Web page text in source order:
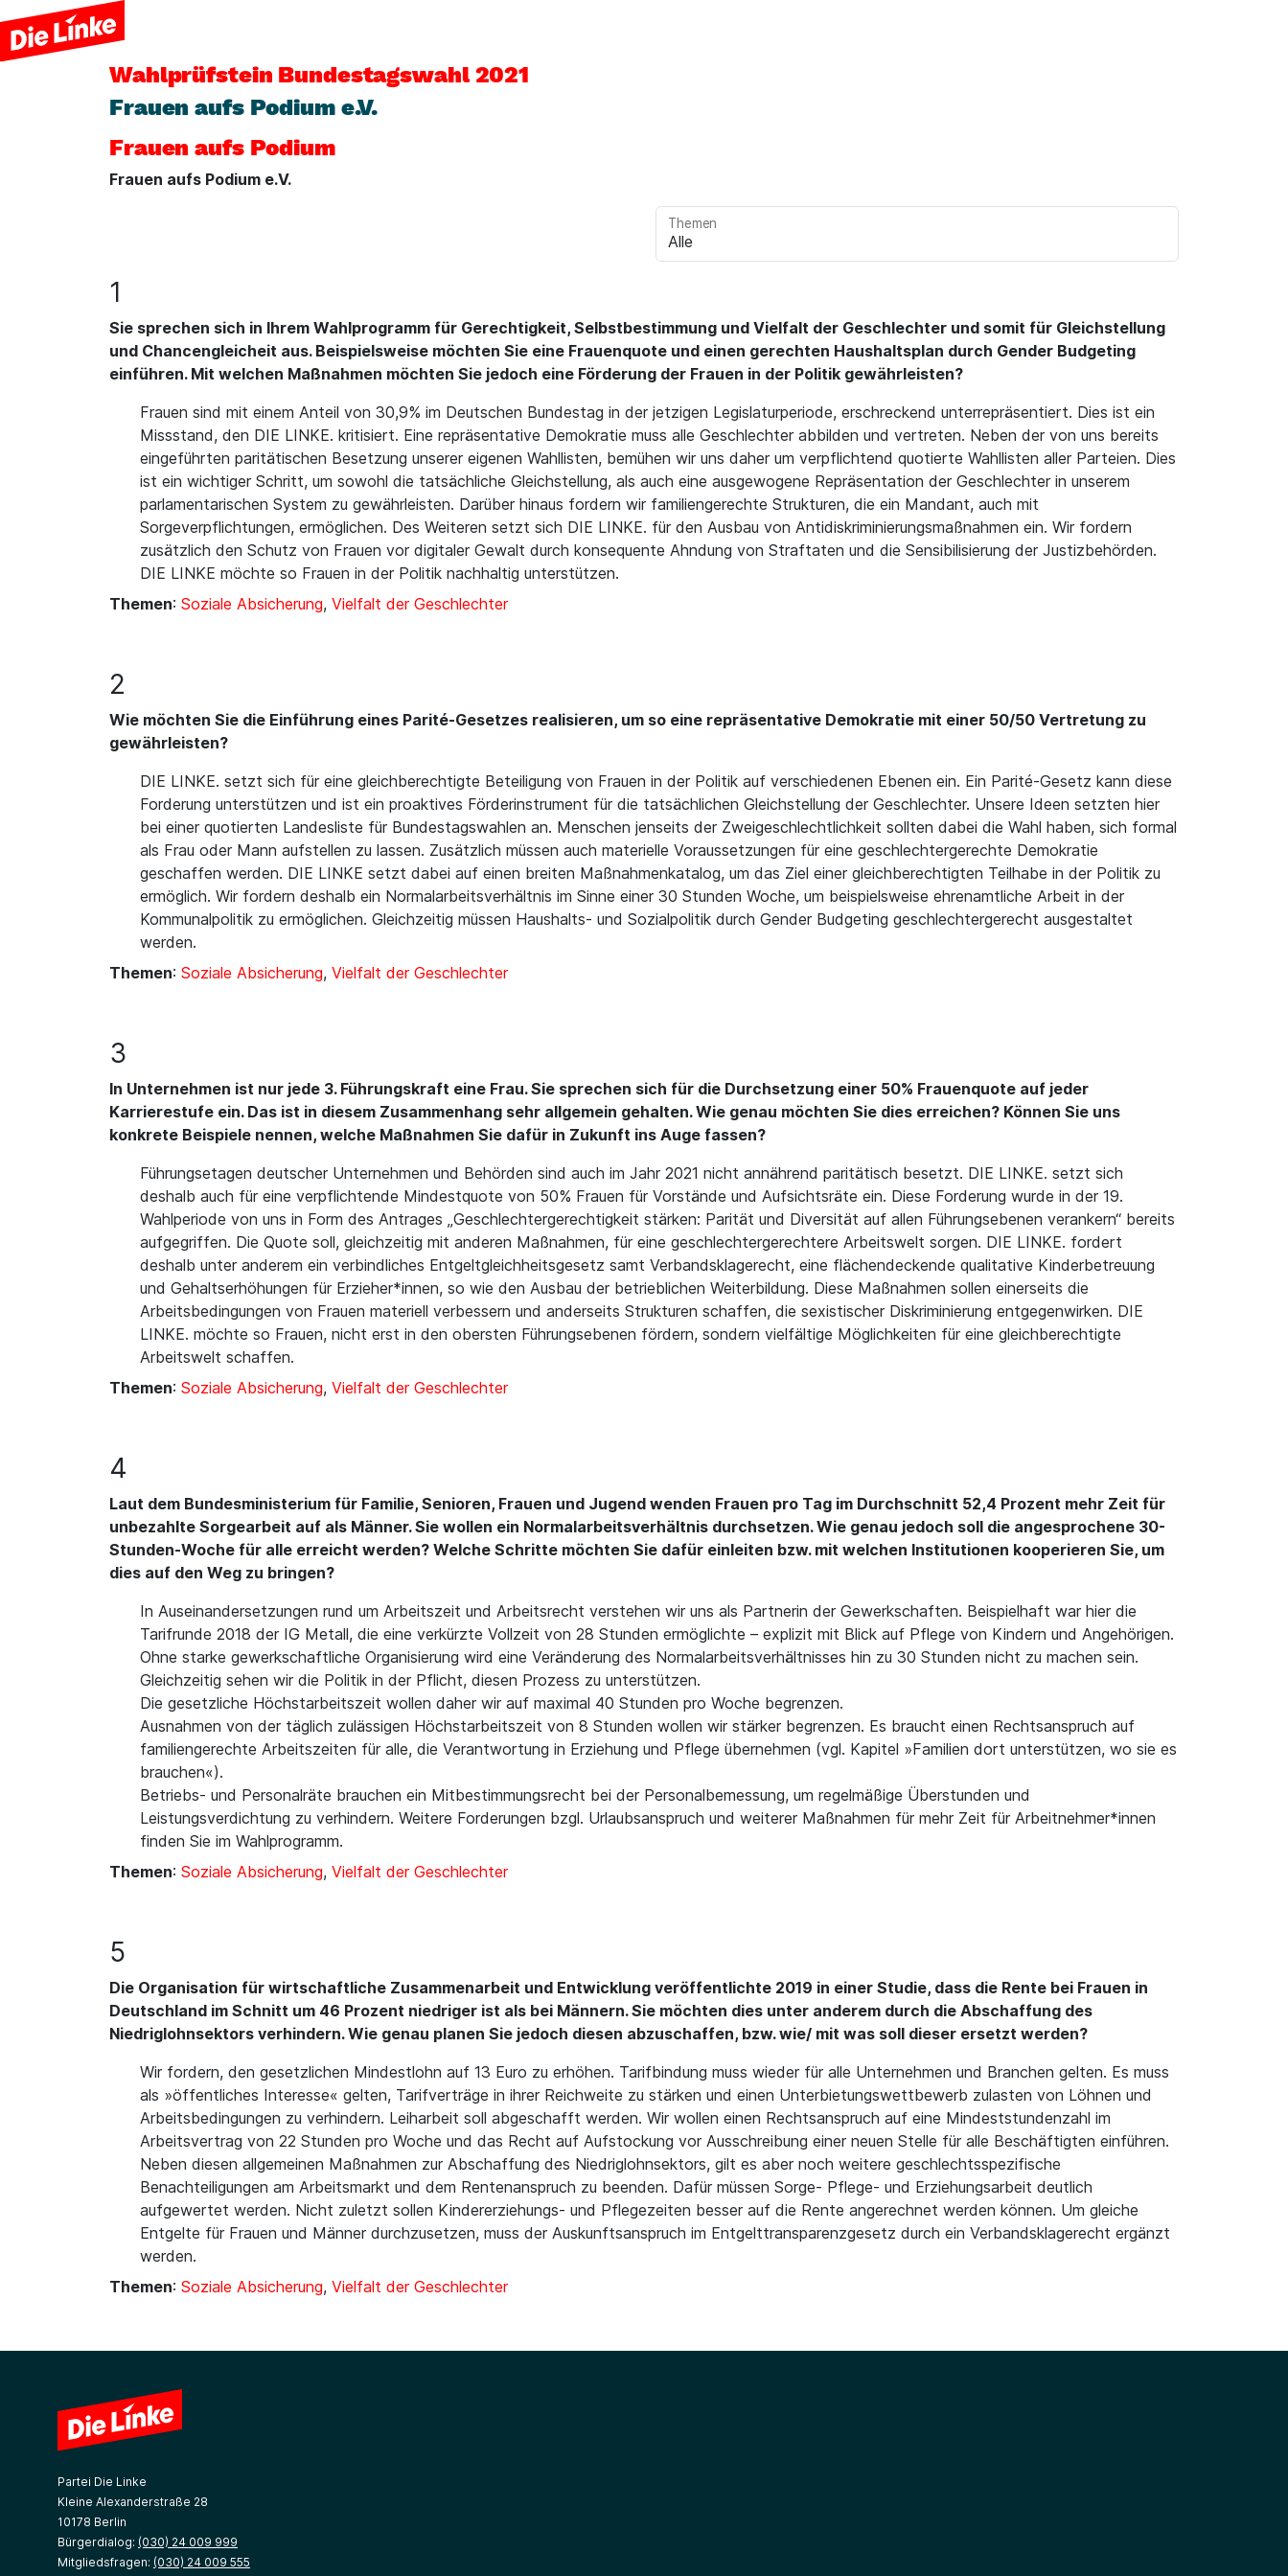
Wahlprüfstein Bundestagswahl 2021
Frauen aufs Podium e.V.
Frauen aufs Podium
Frauen aufs Podium e.V.
Themen
1
Sie sprechen sich in Ihrem Wahlprogramm für Gerechtigkeit, Selbstbestimmung und Vielfalt der Geschlechter und somit für Gleichstellung
und Chancengleicheit aus. Beispielsweise möchten Sie eine Frauenquote und einen gerechten Haushaltsplan durch Gender Budgeting
einführen. Mit welchen Maßnahmen möchten Sie jedoch eine Förderung der Frauen in der Politik gewährleisten?
Frauen sind mit einem Anteil von 30,9% im Deutschen Bundestag in der jetzigen Legislaturperiode, erschreckend unterrepräsentiert. Dies ist ein
Missstand, den DIE LINKE. kritisiert. Eine repräsentative Demokratie muss alle Geschlechter abbilden und vertreten. Neben der von uns bereits
eingeführten paritätischen Besetzung unserer eigenen Wahllisten, bemühen wir uns daher um verpflichtend quotierte Wahllisten aller Parteien. Dies
ist ein wichtiger Schritt, um sowohl die tatsächliche Gleichstellung, als auch eine ausgewogene Repräsentation der Geschlechter in unserem
parlamentarischen System zu gewährleisten. Darüber hinaus fordern wir familiengerechte Strukturen, die ein Mandant, auch mit
Sorgeverpflichtungen, ermöglichen. Des Weiteren setzt sich DIE LINKE. für den Ausbau von An­ti­dis­kri­mi­nie­rungsmaßnahmen ein. Wir fordern
zusätzlich den Schutz von Frauen vor digitaler Gewalt durch konsequente Ahndung von Straftaten und die Sensibilisierung der Justizbehörden.
DIE LINKE möchte so Frauen in der Politik nachhaltig unterstützen.
Themen: Soziale Absicherung, Vielfalt der Geschlechter
2
Wie möchten Sie die Einführung eines Parité-Gesetzes realisieren, um so eine repräsentative Demokratie mit einer 50/50 Vertretung zu
gewährleisten?
DIE LINKE. setzt sich für eine gleichberechtigte Beteiligung von Frauen in der Politik auf verschiedenen Ebenen ein. Ein Parité-Gesetz kann diese
Forderung unterstützen und ist ein proaktives Förderinstrument für die tatsächlichen Gleichstellung der Geschlechter. Unsere Ideen setzten hier
bei einer quotierten Landesliste für Bundestagswahlen an. Menschen jenseits der Zweigeschlechtlichkeit sollten dabei die Wahl haben, sich formal
als Frau oder Mann aufstellen zu lassen. Zusätzlich müssen auch materielle Voraussetzungen für eine geschlechtergerechte Demokratie
geschaffen werden. DIE LINKE setzt dabei auf einen breiten Maßnahmenkatalog, um das Ziel einer gleichberechtigten Teilhabe in der Politik zu
ermöglich. Wir fordern deshalb ein Normalarbeitsverhältnis im Sinne einer 30 Stunden Woche, um beispielsweise ehrenamtliche Arbeit in der
Kommunalpolitik zu ermöglichen. Gleichzeitig müssen Haushalts- und Sozialpolitik durch Gender Budgeting geschlechtergerecht ausgestaltet
werden.
Themen: Soziale Absicherung, Vielfalt der Geschlechter
3
In Unternehmen ist nur jede 3. Führungskraft eine Frau. Sie sprechen sich für die Durchsetzung einer 50% Frauenquote auf jeder
Karrierestufe ein. Das ist in diesem Zusammenhang sehr allgemein gehalten. Wie genau möchten Sie dies erreichen? Können Sie uns
konkrete Beispiele nennen, welche Maßnahmen Sie dafür in Zukunft ins Auge fassen?
Führungsetagen deutscher Unternehmen und Behörden sind auch im Jahr 2021 nicht annährend paritätisch besetzt. DIE LINKE. setzt sich
deshalb auch für eine verpflichtende Mindestquote von 50% Frauen für Vorstände und Aufsichtsräte ein. Diese Forderung wurde in der 19.
Wahlperiode von uns in Form des Antrages „Geschlechtergerechtigkeit stärken: Parität und Diversität auf allen Führungsebenen verankern“ bereits
aufgegriffen. Die Quote soll, gleichzeitig mit anderen Maßnahmen, für eine geschlechtergerechtere Arbeitswelt sorgen. DIE LINKE. fordert
deshalb unter anderem ein verbindliches Entgeltgleichheitsgesetz samt Verbandsklagerecht, eine flächendeckende qualitative Kinderbetreuung
und Gehaltserhöhungen für Erzieher*innen, so wie den Ausbau der betrieblichen Weiterbildung. Diese Maßnahmen sollen einerseits die
Arbeitsbedingungen von Frauen materiell verbessern und anderseits Strukturen schaffen, die sexistischer Diskriminierung entgegenwirken. DIE
LINKE. möchte so Frauen, nicht erst in den obersten Führungsebenen fördern, sondern vielfältige Möglichkeiten für eine gleichberechtigte
Arbeitswelt schaffen.
Themen: Soziale Absicherung, Vielfalt der Geschlechter
4
Laut dem Bundesministerium für Familie, Senioren, Frauen und Jugend wenden Frauen pro Tag im Durchschnitt 52,4 Prozent mehr Zeit für
unbezahlte Sorgearbeit auf als Männer. Sie wollen ein Normalarbeitsverhältnis durchsetzen. Wie genau jedoch soll die angesprochene 30-
Stunden-Woche für alle erreicht werden? Welche Schritte möchten Sie dafür einleiten bzw. mit welchen Institutionen kooperieren Sie, um
dies auf den Weg zu bringen?
In Auseinandersetzungen rund um Arbeitszeit und Arbeitsrecht verstehen wir uns als Partnerin der Gewerkschaften. Beispielhaft war hier die
Tarifrunde 2018 der IG Metall, die eine verkürzte Vollzeit von 28 Stunden ermöglichte – explizit mit Blick auf Pflege von Kindern und Angehörigen.
Ohne starke gewerkschaftliche Organisierung wird eine Veränderung des Normalarbeitsverhältnisses hin zu 30 Stunden nicht zu machen sein.
Gleichzeitig sehen wir die Politik in der Pflicht, diesen Prozess zu unterstützen.
Die gesetzliche Höchstarbeitszeit wollen daher wir auf maximal 40 Stunden pro Woche begrenzen.
Ausnahmen von der täglich zulässigen Höchstarbeitszeit von 8 Stunden wollen wir stärker begrenzen. Es braucht einen Rechtsanspruch auf
familiengerechte Arbeitszeiten für alle, die Verantwortung in Erziehung und Pflege übernehmen (vgl. Kapitel »Familien dort unterstützen, wo sie es
brauchen«).
Betriebs- und Personalräte brauchen ein Mitbestimmungsrecht bei der Personalbemessung, um regelmäßige Überstunden und
Leistungsverdichtung zu verhindern. Weitere Forderungen bzgl. Urlaubsanspruch und weiterer Maßnahmen für mehr Zeit für Arbeitnehmer*innen
finden Sie im Wahlprogramm.
Themen: Soziale Absicherung, Vielfalt der Geschlechter
5
Die Organisation für wirtschaftliche Zusammenarbeit und Entwicklung veröffentlichte 2019 in einer Studie, dass die Rente bei Frauen in
Deutschland im Schnitt um 46 Prozent niedriger ist als bei Männern. Sie möchten dies unter anderem durch die Abschaffung des
Niedriglohnsektors verhindern. Wie genau planen Sie jedoch diesen abzuschaffen, bzw. wie/ mit was soll dieser ersetzt werden?
Wir fordern, den gesetzlichen Mindestlohn auf 13 Euro zu erhöhen. Tarifbindung muss wieder für alle Unternehmen und Branchen gelten. Es muss
als »öffentliches Interesse« gelten, Tarifverträge in ihrer Reichweite zu stärken und einen Unterbietungswettbewerb zulasten von Löhnen und
Arbeitsbedingungen zu verhindern. Leiharbeit soll abgeschafft werden. Wir wollen einen Rechtsanspruch auf eine Mindeststundenzahl im
Arbeitsvertrag von 22 Stunden pro Woche und das Recht auf Aufstockung vor Ausschreibung einer neuen Stelle für alle Beschäftigten einführen.
Neben diesen allgemeinen Maßnahmen zur Abschaffung des Niedriglohnsektors, gilt es aber noch weitere geschlechtsspezifische
Benachteiligungen am Arbeitsmarkt und dem Rentenanspruch zu beenden. Dafür müssen Sorge- Pflege- und Erziehungsarbeit deutlich
aufgewertet werden. Nicht zuletzt sollen Kindererziehungs- und Pflegezeiten besser auf die Rente angerechnet werden können. Um gleiche
Entgelte für Frauen und Männer durchzusetzen, muss der Auskunftsanspruch im Entgelttransparenzgesetz durch ein Verbandsklagerecht ergänzt
werden.
Themen: Soziale Absicherung, Vielfalt der Geschlechter
Partei Die Linke
Kleine Alexanderstraße 28
10178 Berlin
Bürgerdialog: (030) 24 009 999
Mitgliedsfragen: (030) 24 009 555